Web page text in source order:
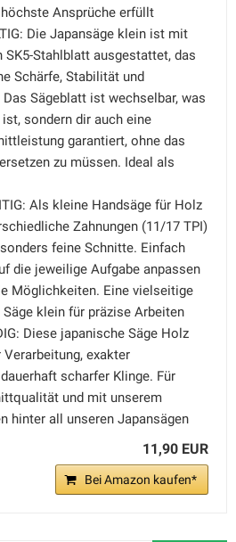
Ansprüche erfüllt
Die Japansäge klein ist mit
Stahlblatt ausgestattet, das
Schärfe, Stabilität und
Sägeblatt ist wechselbar, was
sondern dir auch eine
garantiert, ohne das
zu müssen. Ideal als
Als kleine Handsäge für Holz
Zahnungen (11/17 TPI)
feine Schnitte. Einfach
die jeweilige Aufgabe anpassen
Möglichkeiten. Eine vielseitige
klein für präzise Arbeiten
Diese japanische Säge Holz
exakter
scharfer Klinge. Für
und mit unserem
hinter all unseren Japansägen
11,90 EUR
Bei Amazon kaufen*